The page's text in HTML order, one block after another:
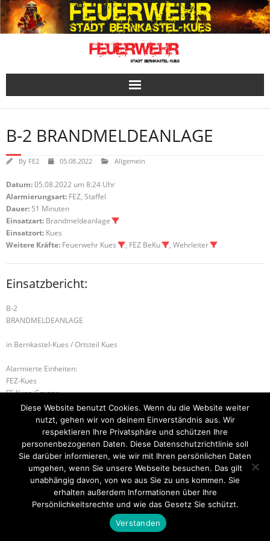
Skip
to
content
B-2 BRANDMELDEANLAGE
By FE2 05.08.2022 Allgemein
Datum:05.08.2022 um 8:24 Uhr
Alarmierungsart: FEZ, Staffel
Dauer: 51 Minuten
Einsatzart: Brandmeldeanlage
Einsatzort: Kues
Weitere Kräfte: Feuerwehr Kues , FEZ BeKu , Wehrleiter
Einsatzbericht:
B-2
BRANDMELDEANLAGE
in Bernkastel-Kues / Ortsteil Kues
Alarmierte Einheiten:
FEZ-Kues
FF-Kues-Gruppe
WL-Bernkastel-Kues
B-1 BRAND 1 B-2 FLÄCHENBRAND – GROSS
Startseite Einsätze Mitglied werden Über uns
Bilder
Kontakt
Theme byThink Up Themes Ltd. Powered byWordPress.
Diese Website benutzt Cookies. Wenn du die Website weiter
nutzt, gehen wir von deinem Einverständnis aus. Wir
respektieren Ihre Privatsphäre und schützen Ihre
personenbezogenen Daten. Diese Datenschutzrichtlinie soll
Sie darüber informieren, wie wir mit Ihren persönlichen Daten
umgehen, wenn Sie unsere Webseite besuchen. Das gilt
unabhängig davon, von wo aus Sie zu uns kommen. Sie
erhalten außerdem Informationen über Ihre
Persönlichkeitsrechte und wie das Gesetz Sie schützt.
Verstanden